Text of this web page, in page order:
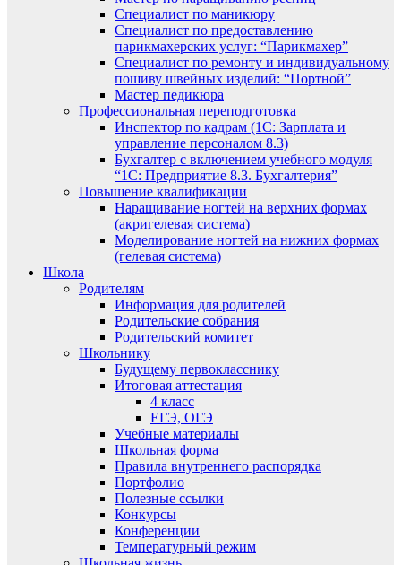
Специалист по маникюру
Специалист по предоставлению
парикмахерских услуг: “Парикмахер”
Специалист по ремонту и индивидуальному
пошиву швейных изделий: “Портной”
Мастер педикюра
Профессиональная переподготовка
Инспектор по кадрам (1С: Зарплата и
управление персоналом 8.3)
Бухгалтер с включением учебного модуля
“1С: Предприятие 8.3. Бухгалтерия”
Повышение квалификации
Наращивание ногтей на верхних формах
(акригелевая система)
Моделирование ногтей на нижних формах
(гелевая система)
Школа
Родителям
Информация для родителей
Родительские собрания
Родительский комитет
Школьнику
Будущему первокласснику
Итоговая аттестация
4 класс
ЕГЭ, ОГЭ
Учебные материалы
Школьная форма
Правила внутреннего распорядка
Портфолио
Полезные ссылки
Конкурсы
Конференции
Температурный режим